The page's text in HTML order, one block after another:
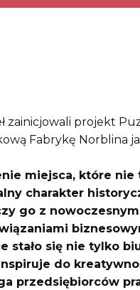
zainicjowali projekt
Fabrykę Norblina
miejsca, które nie
charakter
go z
stało się nie tylko
do
przedsiębiorców